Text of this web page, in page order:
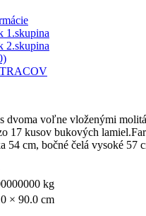
1.skupina
2.skupina
dvoma voľne vloženými
17 kusov bukových
54 cm, bočné čelá vysoké 57
kg
× 90.0 cm